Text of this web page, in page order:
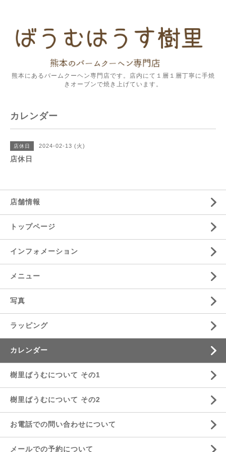
熊本にあるバームクーヘン専門店です。店内にて１層１層丁寧に手焼
きオーブンで焼き上げています。
カレンダー
店休日 2024-02-13 (火)
店休日
店舗情報
トップページ
インフォメーション
メニュー
写真
ラッピング
カレンダー
樹里ばうむについて その1
樹里ばうむについて その2
お電話での問い合わせについて
メールでの予約について